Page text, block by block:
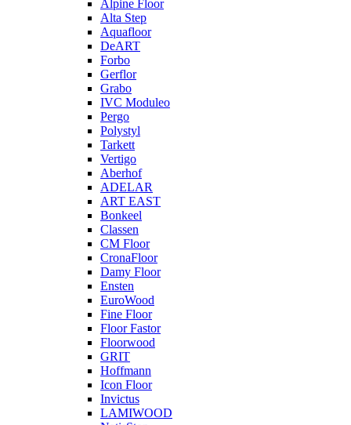
Alpine Floor
Alta Step
Aquafloor
DeART
Forbo
Gerflor
Grabo
IVC Moduleo
Pergo
Polystyl
Tarkett
Vertigo
Aberhof
ADELAR
ART EAST
Bonkeel
Classen
CM Floor
CronaFloor
Damy Floor
Ensten
EuroWood
Fine Floor
Floor Fastor
Floorwood
GRIT
Hoffmann
Icon Floor
Invictus
LAMIWOOD